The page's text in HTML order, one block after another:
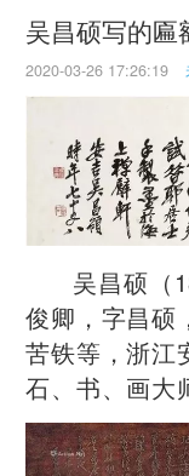
值
李铁夫冯
粤籍留美
吴昌硕写的匾
2020-03-26 17:26:19
吴昌硕（
俊卿，字昌硕
苦铁等，浙江
石、书、画大